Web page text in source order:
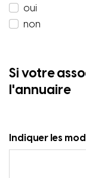
oui
non
Si votre
l'annuaire
Indiquer les